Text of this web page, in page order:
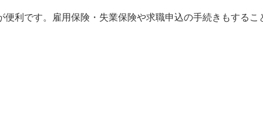
利です。雇用保険・失業保険や求職申込の手続きもするこ